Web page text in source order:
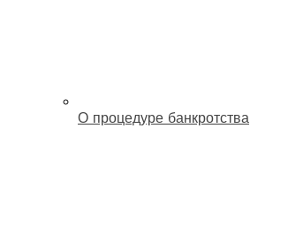
О процедуре банкротства